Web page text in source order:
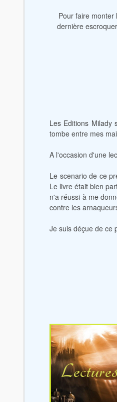
Pour faire
dernière
Les Editions Milady
tombe entre mes
A l'occasion d'une
Le scenario de ce
Le livre était bien
n'a réussi à me
contre les
Je suis déçue de ce